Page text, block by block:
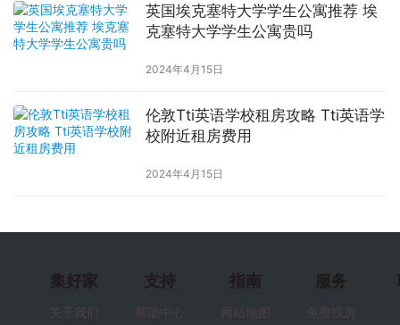
英国埃克塞特大学学生公寓推荐 埃
克塞特大学学生公寓贵吗
2024年4月15日
伦敦Tti英语学校租房攻略 Tti英语学
校附近租房费用
2024年4月15日
集好家
关于我们
支持
帮助中心
指南
网站地图
服务
免费找房